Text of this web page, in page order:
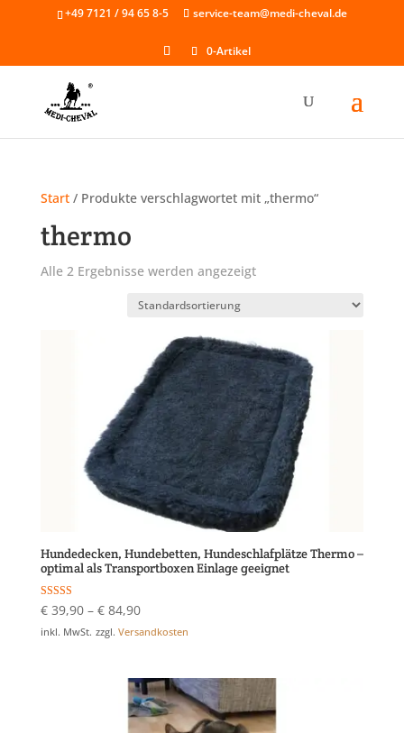
+49 7121 / 94 65 8-5 service-team@medi-cheval.de
0-Artikel
Start/ Produkte verschlagwortet mit „thermo“
thermo
Alle 2 Ergebnisse werden angezeigt
Hundedecken, Hundebetten, Hundeschlafplätze Thermo –
optimal als Transportboxen Einlage geeignet
Bewertet mit
5.00
von 5
€39,90– €84,90
inkl. MwSt. zzgl. Versandkosten